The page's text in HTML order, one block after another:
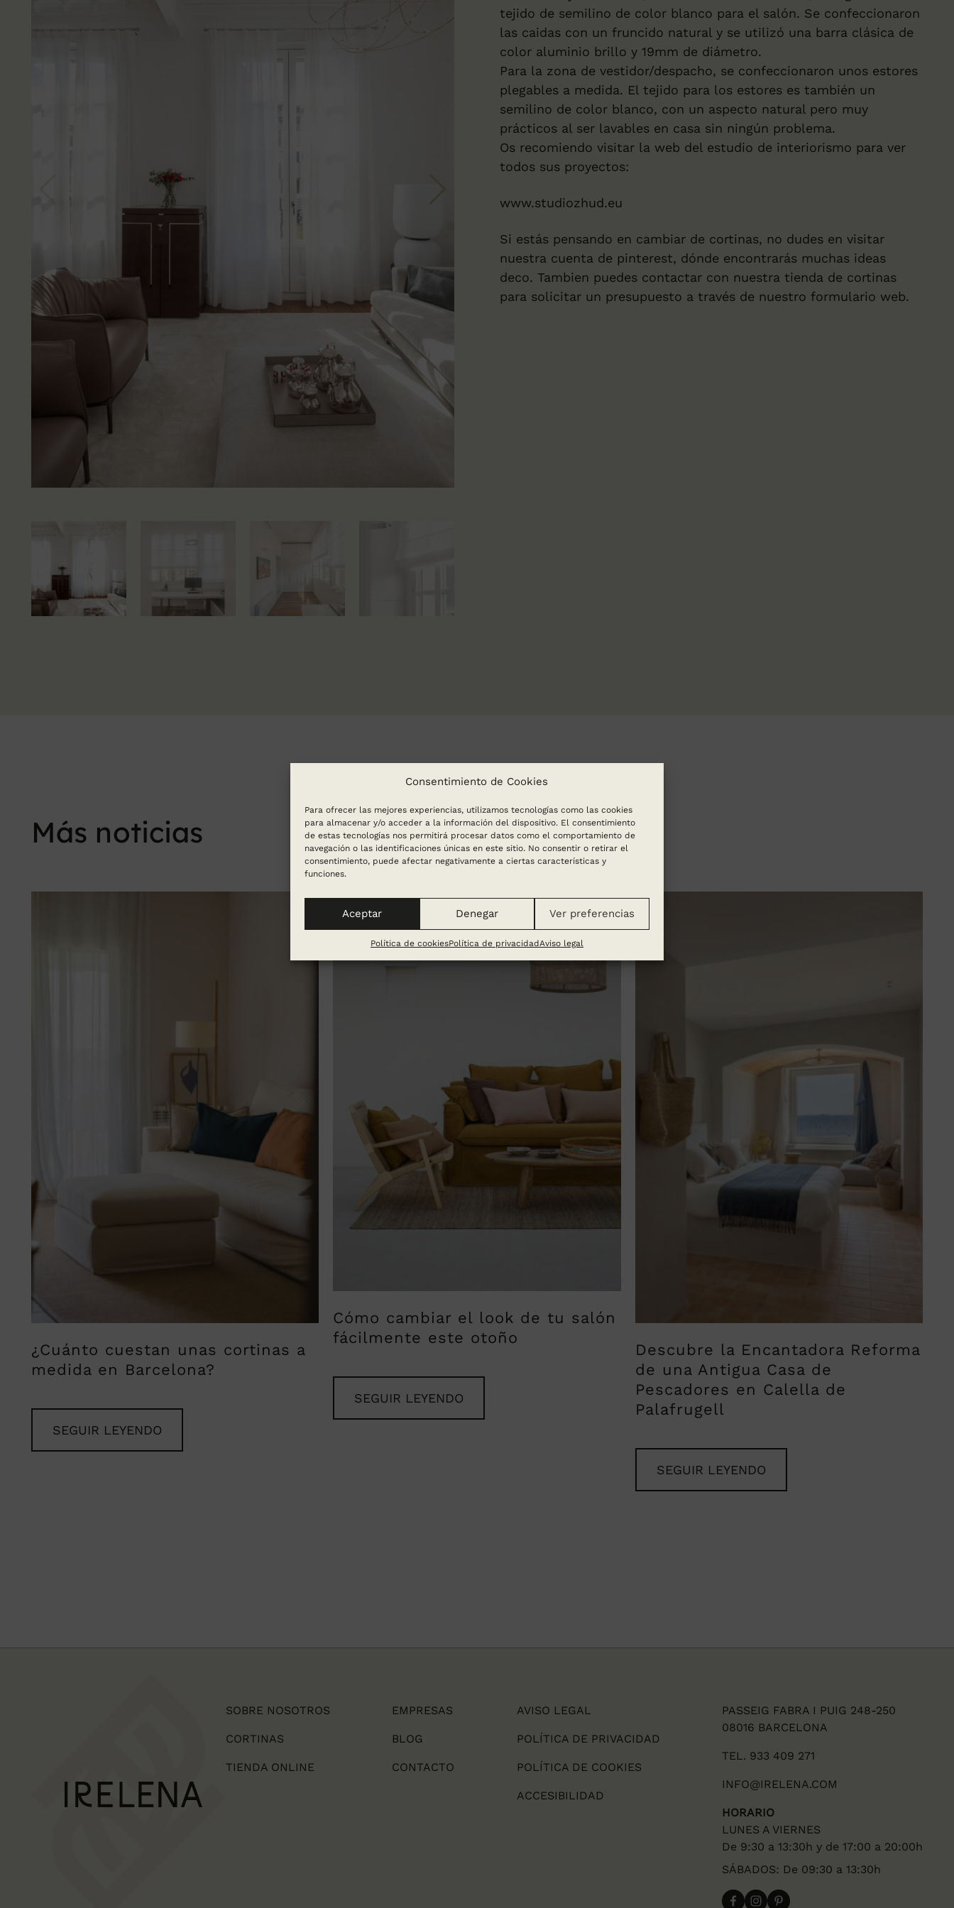
Consentimiento de Cookies
Para ofrecer las mejores experiencias, utilizamos tecnologías como las cookies
para almacenar y/o acceder a la información del dispositivo. El consentimiento
de estas tecnologías nos permitirá procesar datos como el comportamiento de
navegación o las identificaciones únicas en este sitio. No consentir o retirar el
consentimiento, puede afectar negativamente a ciertas características y
funciones.
Aceptar Denegar Ver preferencias
Política de cookiesPolítica de privacidadAviso legal
tejido de semilino de color blanco para el salón. Se confeccionaron
las caidas con un fruncido natural y se utilizó una barra clásica de
color aluminio brillo y 19mm de diámetro.
Para la zona de vestidor/despacho, se confeccionaron unos estores
plegables a medida. El tejido para los estores es también un
semilino de color blanco, con un aspecto natural pero muy
prácticos al ser lavables en casa sin ningún problema.
Os recomiendo visitar la web del estudio de interiorismo para ver
todos sus proyectos:
www.studiozhud.eu
Si estás pensando en cambiar de cortinas, no dudes en visitar
nuestra cuenta de pinterest, dónde encontrarás muchas ideas
deco. Tambien puedes contactar con nuestra tienda de cortinas
para solicitar un presupuesto a través de nuestro formulario web.
Más noticias
¿Cuánto cuestan unas cortinas a
medida en Barcelona?
SEGUIR LEYENDO
Cómo cambiar el look de tu salón
fácilmente este otoño
SEGUIR LEYENDO
Descubre la Encantadora Reforma
de una Antigua Casa de
Pescadores en Calella de
Palafrugell
SEGUIR LEYENDO
SOBRE NOSOTROS
CORTINAS
TIENDA ONLINE
EMPRESAS
BLOG
CONTACTO
AVISO LEGAL
POLÍTICA DE PRIVACIDAD
POLÍTICA DE COOKIES
ACCESIBILIDAD
PASSEIG FABRA I PUIG 248-250
08016 BARCELONA
TEL. 933 409 271
INFO@IRELENA.COM
HORARIO
LUNES A VIERNES
De 9:30 a 13:30h y de 17:00 a 20:00h
SÁBADOS: De 09:30 a 13:30h